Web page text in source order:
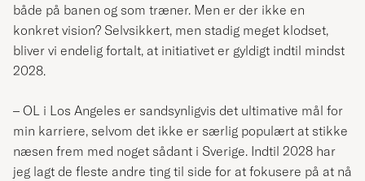
både på banen og som træner. Men er der ikke en
konkret vision? Selvsikkert, men stadig meget klodset,
bliver vi endelig fortalt, at initiativet er gyldigt indtil mindst
2028.
– OL i Los Angeles er sandsynligvis det ultimative mål for
min karriere, selvom det ikke er særlig populært at stikke
næsen frem med noget sådant i Sverige. Indtil 2028 har
jeg lagt de fleste andre ting til side for at fokusere på at nå